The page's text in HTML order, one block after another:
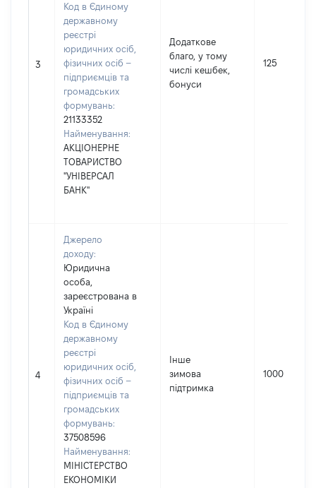
3
Код в Єдиному
державному
реєстрі
юридичних осіб,
фізичних осіб –
підприємців та
громадських
формувань:
21133352
Найменування:
АКЦІОНЕРНЕ
ТОВАРИСТВО
"УНІВЕРСАЛ
БАНК"
Додаткове
благо, у тому
числі кешбек,
бонуси
125
4
Джерело
доходу:
Юридична
особа,
зареєстрована в
Україні
Код в Єдиному
державному
реєстрі
юридичних осіб,
фізичних осіб –
підприємців та
громадських
формувань:
37508596
Найменування:
МІНІСТЕРСТВО
ЕКОНОМІКИ
Інше
зимова
підтримка
1000